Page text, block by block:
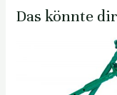
Das könnte